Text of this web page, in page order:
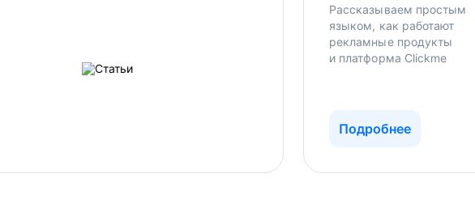
Рассказываем простым
языком, как работают
рекламные продукты
и платформа Clickme
Подробнее